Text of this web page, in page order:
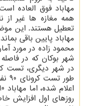
مهاباد فوق العاده
همه مغازه ها غیر از
تعطیل هستند. این
مهاباد پایین باقی